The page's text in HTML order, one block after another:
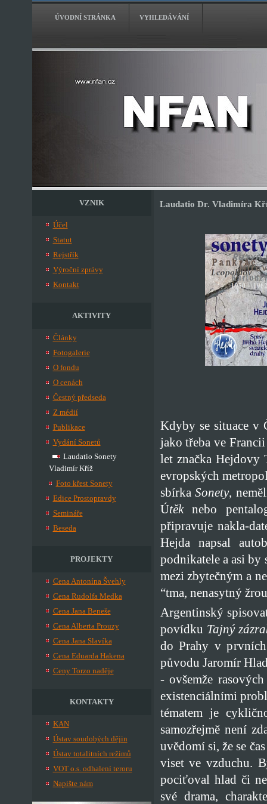
ÚVODNÍ STRÁNKA VYHLEDÁVÁNÍ
VZNIK
Účel
Statut
Rejstřík
Výroční zprávy
Kontakt
AKTIVITY
Články
Fotogalerie
O fondu
O cenách
Čestný předseda
Z médií
Publikace
Vydání Sonetů
Laudatio Sonety
Vladimír Kříž
Foto křest Sonety
Edice Prostopravdy
Semináře
Beseda
PROJEKTY
Cena Antonína Švehly
Cena Rudolfa Medka
Cena Jana Beneše
Cena Alberta Prouzy
Cena Jana Slavíka
Cena Eduarda Hakena
Ceny Torzo naděje
KONTAKTY
KAN
Ústav soudobých dějin
Ústav totalitních režimů
VOT o.s. odhalení teroru
Napište nám
Laudatio Dr. Vladimíra
Kdyby se situace v
jako třeba ve
let značka Hejdovy
evropských
sbírkaSonety,
Útěknebo
připravuje nakla-
Hejda napsal
podnikatele a asi by
mezi zbytečným a
“tma, nenasytný
Argentinský
povídku Tajný
do Prahy v prvních
původu Jaromír
- ovšemže
existenciálními
tématem je
samozřejmě není
uvědomí si, že se
viset ve vzduchu.
pociťoval hlad či
své drama,